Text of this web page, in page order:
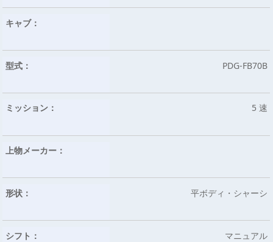
キャブ：
型式： PDG-FB70B
ミッション： 5 速
上物メーカー：
形状： 平ボディ・シャーシ
シフト： マニュアル